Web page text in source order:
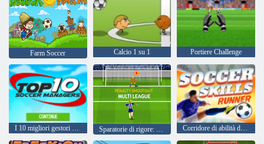
Farm Soccer Calcio 1 su 1 Portiere Challenge
I 10 migliori gestori di calcio Corridore di abilità di calcio